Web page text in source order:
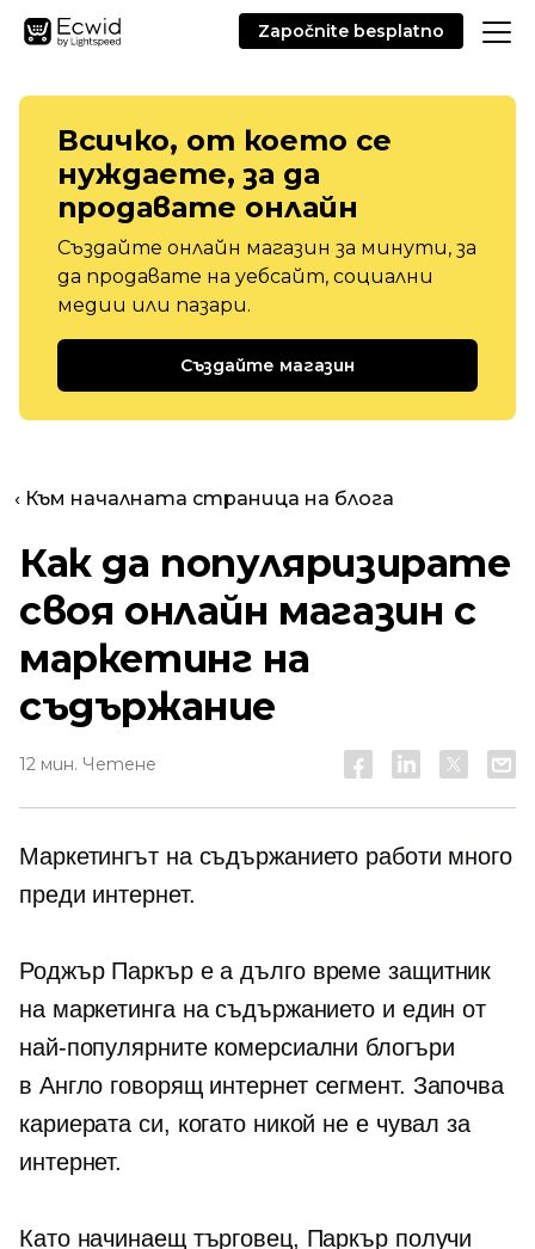
Započnite besplatno
Всичко, от което се
нуждаете, за да
продавате онлайн
Създайте онлайн магазин за минути, за
да продавате на уебсайт, социални
медии или пазари.
Създайте магазин
‹ Към началната страница на блога
Как да популяризирате
своя онлайн магазин с
маркетинг на
съдържание
12 мин. Четене
Маркетингът на съдържанието работи много
преди интернет.
Роджър Паркър е aдълго време защитник
на маркетинга на съдържанието и един от
най-популярните комерсиални блогъри
в Англо говорящинтернет сегмент. Започва
кариерата си, когато никой не е чувал за
интернет.
Като начинаещ търговец, Паркър получи